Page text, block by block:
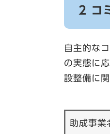
2 コ
自主的な
の実態に
設整備に関
助成事業